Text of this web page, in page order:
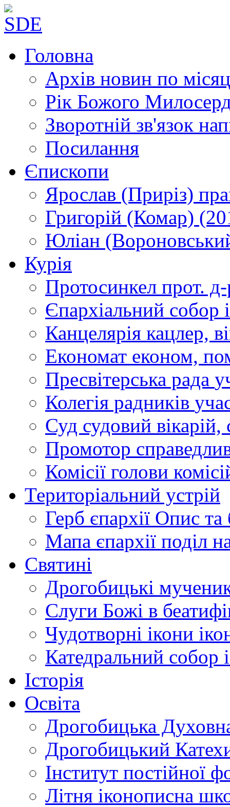
Головна
Архів новин по
Рік Божого
Зворотній зв'язок
Посилання
Єпископи
Ярослав (Приріз)
Григорій (Комар)
Юліан
Курія
Протосинкел прот.
Єпархіальний собор
Канцелярія кацлер,
Економат економ,
Пресвітерська рада
Колегія радників
Суд судовий вікарій,
Промотор
Комісії голови
Територіальний устрій
Герб єпархії Опис та
Мапа єпархії поділ
Святині
Дрогобицькі
Слуги Божі в
Чудотворні ікони
Катедральний собор
Історія
Освіта
Дрогобицька
Дрогобицький
Інститут постійної
Літня іконописна